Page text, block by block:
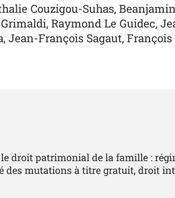
Couzigou-Suhas,
Raymond Le Guidec,
Jean-François Sagaut,
droit patrimonial de la famille :
des mutations à titre gratuit, droit